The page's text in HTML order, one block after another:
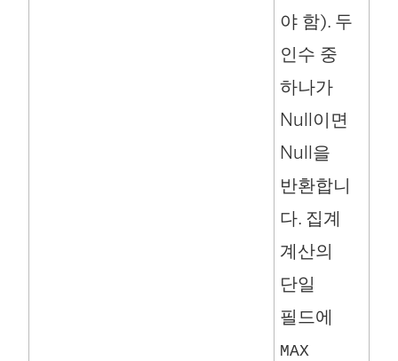
야 함). 두
인수 중
하나가
Null이면
Null을
반환합니
다. 집계
계산의
단일
필드에
MAX